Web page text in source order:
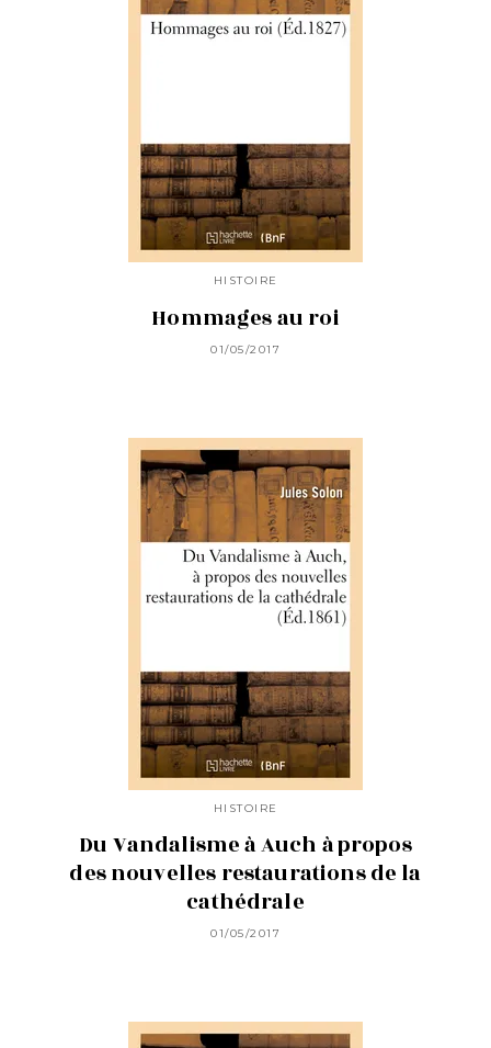
HISTOIRE
Hommages au roi
01/05/2017
HISTOIRE
Du Vandalisme à Auch à propos
des nouvelles restaurations de la
cathédrale
01/05/2017